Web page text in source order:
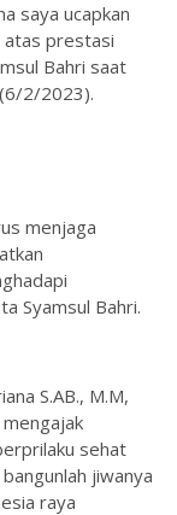
saya ucapkan
atas prestasi
Bahri saat
2/2023).
menjaga
Syamsul Bahri.
S.AB., M.M,
sehat
jiwanya
raya